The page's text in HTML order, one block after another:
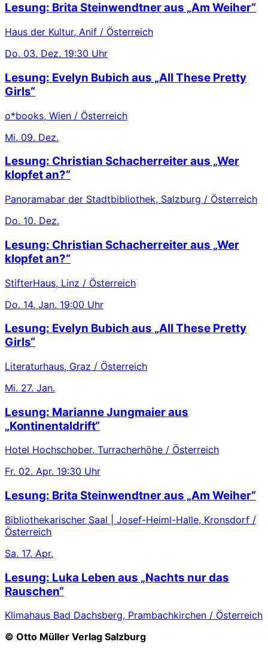
Lesung: Brita Steinwendtner aus „Am Weiher“
Haus der Kultur, Anif / Österreich
Do. 03. Dez. 19:30 Uhr
Lesung: Evelyn Bubich aus „All These Pretty
Girls“
o*books, Wien / Österreich
Mi. 09. Dez.
Lesung: Christian Schacherreiter aus „Wer
klopfet an?“
Panoramabar der Stadtbibliothek, Salzburg / Österreich
Do. 10. Dez.
Lesung: Christian Schacherreiter aus „Wer
klopfet an?“
StifterHaus, Linz / Österreich
Do. 14. Jan. 19:00 Uhr
Lesung: Evelyn Bubich aus „All These Pretty
Girls“
Literaturhaus, Graz / Österreich
Mi. 27. Jan.
Lesung: Marianne Jungmaier aus
„Kontinentaldrift“
Hotel Hochschober, Turracherhöhe / Österreich
Fr. 02. Apr. 19:30 Uhr
Lesung: Brita Steinwendtner aus „Am Weiher“
Bibliothekarischer Saal | Josef-Heiml-Halle, Kronsdorf /
Österreich
Sa. 17. Apr.
Lesung: Luka Leben aus „Nachts nur das
Rauschen“
Klimahaus Bad Dachsberg, Prambachkirchen / Österreich
© Otto Müller Verlag Salzburg